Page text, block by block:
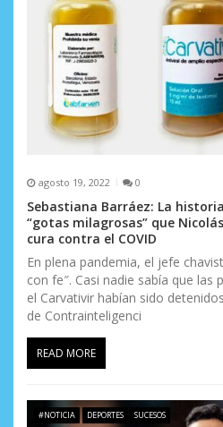
agosto 19, 2022 0
Sebastiana Barráez: La
“gotas milagrosas” que
cura contra el COVID
En plena pandemia, el jefe
con fe″. Casi nadie sabía que las
el Carvativir habían sido
de Contrainteligenci
READ MORE
#NOTICIA DEPORTES SUCESOS